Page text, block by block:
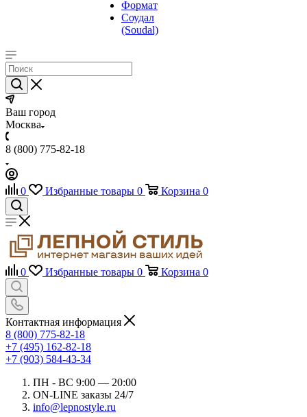
Формат
Соудал
(Soudal)
Ваш город
Москва
8 (800) 775-82-18
0 Избранные товары 0 Корзина 0
0 Избранные товары 0 Корзина 0
Контактная информация
8 (800) 775-82-18
+7 (495) 162-82-18
+7 (903) 584-43-34
ПН - ВС 9:00 — 20:00
ON-LINE заказы 24/7
info@lepnostyle.ru